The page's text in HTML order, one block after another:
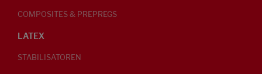
COMPOSITES & PREPREGS
LATEX
STABILISATOREN